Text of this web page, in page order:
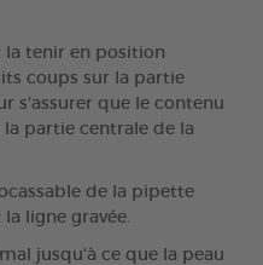
la tenir en position
coups sur la partie
s'assurer que le contenu
partie centrale de la
de la pipette
ligne gravée.
jusqu'à ce que la peau